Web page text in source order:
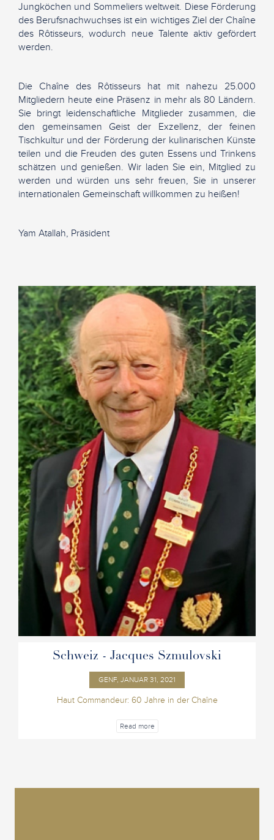
Jungköchen und Sommeliers weltweit. Diese Förderung
des Berufsnachwuchses ist ein wichtiges Ziel der Chaîne
des Rôtisseurs, wodurch neue Talente aktiv gefördert
werden.
Die Chaîne des Rôtisseurs hat mit nahezu 25.000
Mitgliedern heute eine Präsenz in mehr als 80 Ländern.
Sie bringt leidenschaftliche Mitglieder zusammen, die
den gemeinsamen Geist der Exzellenz, der feinen
Tischkultur und der Förderung der kulinarischen Künste
teilen und die Freuden des guten Essens und Trinkens
schätzen und genießen. Wir laden Sie ein, Mitglied zu
werden und würden uns sehr freuen, Sie in unserer
internationalen Gemeinschaft willkommen zu heißen!
Yam Atallah, Präsident
Schweiz - Jacques Szmulovski
GENF, JANUAR 31, 2021
Haut Commandeur: 60 Jahre in der Chaîne
Read more